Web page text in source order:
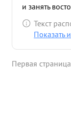
и занять
Текст
Показать
Первая